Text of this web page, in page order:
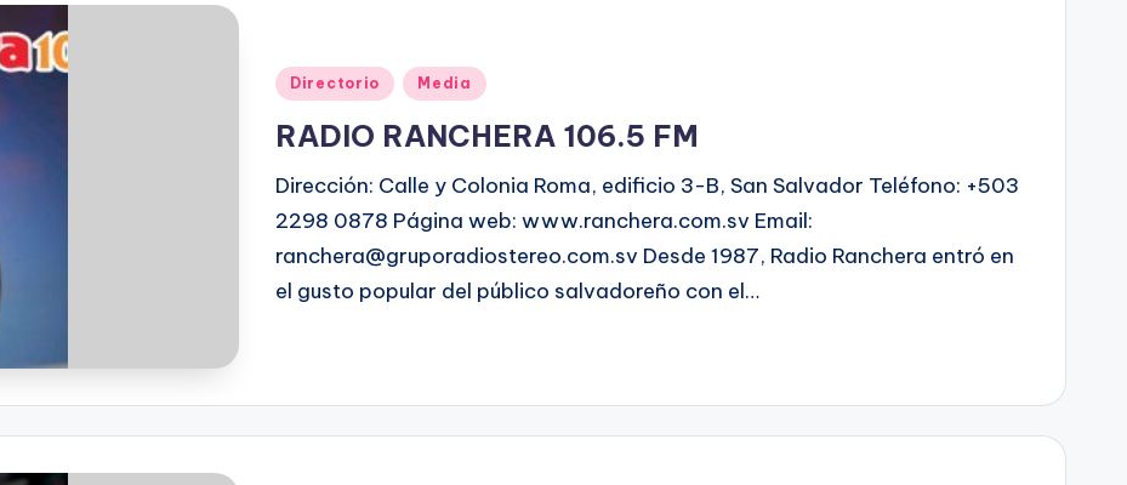
Directorio Media
RADIO RANCHERA 106.5 FM
Dirección: Calle y Colonia Roma, edificio 3-B, San Salvador Teléfono: +503
2298 0878 Página web: www.ranchera.com.sv Email:
ranchera@gruporadiostereo.com.sv Desde 1987, Radio Ranchera entró en
el gusto popular del público salvadoreño con el…